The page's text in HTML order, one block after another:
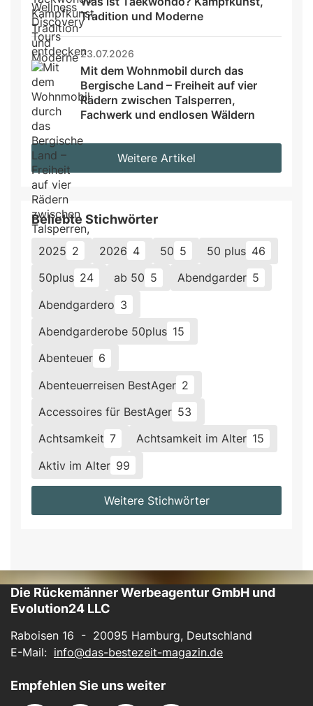
Tradition und Moderne
23.07.2026
Mit dem Wohnmobil durch das
Bergische Land – Freiheit auf vier
Rädern zwischen Talsperren,
Fachwerk und endlosen Wäldern
Weitere Artikel
Beliebte Stichwörter
2025 2 2026 4 50 5 50 plus 46
50plus 24 ab 50 5 Abendgarder 5
Abendgardero 3
Abendgarderobe 50plus 15
Abenteuer 6
Abenteuerreisen BestAger 2
Accessoires für BestAger 53
Achtsamkeit 7 Achtsamkeit im Alter 15
Aktiv im Alter 99
Weitere Stichwörter
Die Rückemänner Werbeagentur GmbH und
Evolution24 LLC
Raboisen 16 - 20095 Hamburg, Deutschland
E-Mail: info@das-bestezeit-magazin.de
Empfehlen Sie uns weiter